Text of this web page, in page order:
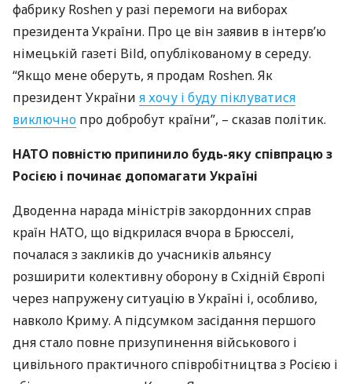
фабрику Roshen у разі перемоги на виборах
президента України. Про це він заявив в інтерв’ю
німецькій газеті Bild, опублікованому в середу.
“Якщо мене оберуть, я продам Roshen. Як
президент України я хочу і буду піклуватися
виключно про добробут країни”, – сказав політик.
НАТО повністю припинило будь-яку співпрацю з
Росією і починає допомагати Україні
Дводенна нарада міністрів закордонних справ
країн НАТО, що відкрилася вчора в Брюсселі,
почалася з закликів до учасників альянсу
розширити колективну оборону в Східній Європі
через напружену ситуацію в Україні і, особливо,
навколо Криму. А підсумком засідання першого
дня стало повне призупинення військового і
цивільного практичного співробітництва з Росією і